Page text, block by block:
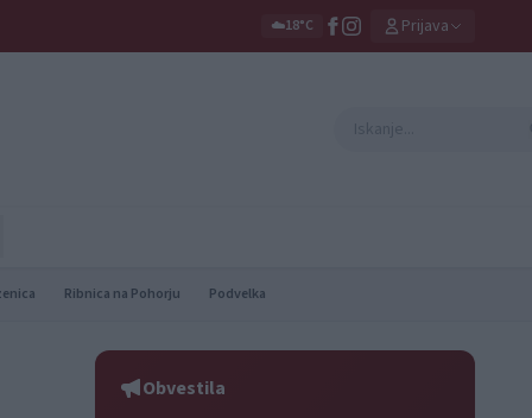
☁️18°C Prijava
Ribnica na Pohorju Podvelka
Obvestila